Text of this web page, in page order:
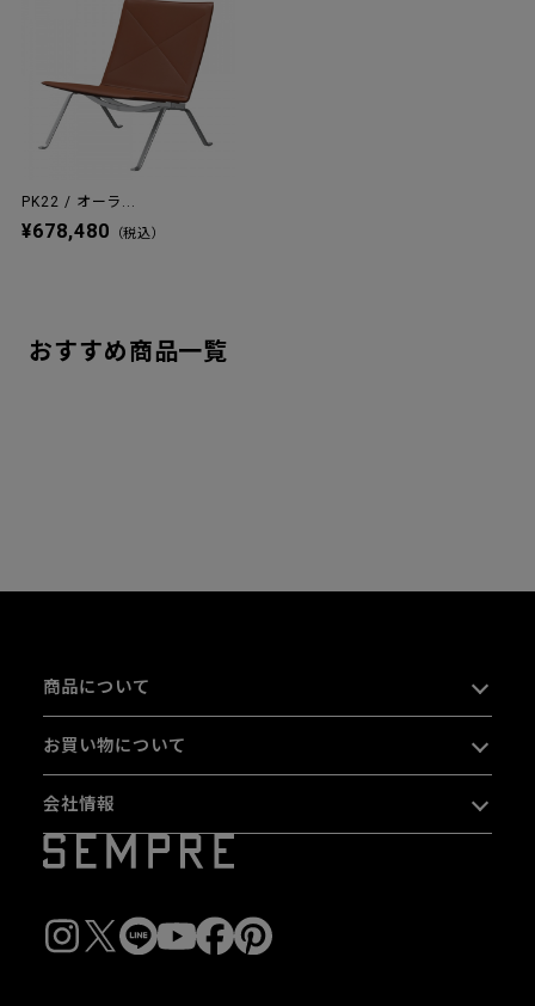
PK22 / オーラ...
¥678,480 （税込）
おすすめ商品一覧
商品について
お買い物について
会社情報